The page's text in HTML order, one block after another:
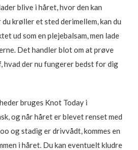
blive i håret, hvor den kan
krøller et sted derimellem, kan du
ud som en plejebalsam, men lade
Det handler blot om at prøve
hvad der nu fungerer bedst for dig
bruges Knot Today i
og når håret er blevet renset med
og stadig er drivvådt, kommes en
i håret. Du kan eventuelt kludre